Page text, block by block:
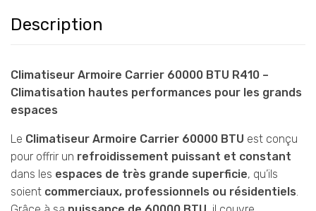
Description
Climatiseur Armoire Carrier 60000 BTU R410 –
Climatisation hautes performances pour les grands
espaces
Le Climatiseur Armoire Carrier 60000 BTU est conçu
pour offrir un refroidissement puissant et constant
dans les espaces de très grande superficie, qu’ils
soient commerciaux, professionnels ou résidentiels